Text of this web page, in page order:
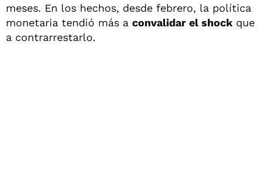
meses. En los hechos, desde febrero, la política
monetaria tendió más a convalidar el shock que
a contrarrestarlo.